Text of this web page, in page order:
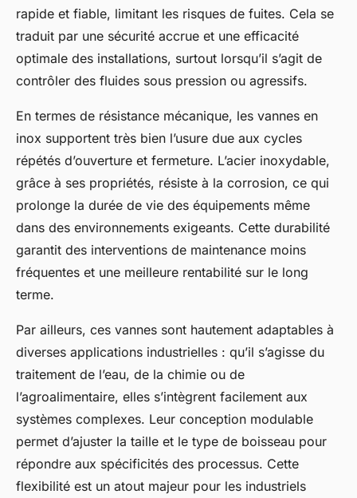
rapide et fiable, limitant les risques de fuites. Cela se
traduit par une sécurité accrue et une efficacité
optimale des installations, surtout lorsqu’il s’agit de
contrôler des fluides sous pression ou agressifs.
En termes de résistance mécanique, les vannes en
inox supportent très bien l’usure due aux cycles
répétés d’ouverture et fermeture. L’acier inoxydable,
grâce à ses propriétés, résiste à la corrosion, ce qui
prolonge la durée de vie des équipements même
dans des environnements exigeants. Cette durabilité
garantit des interventions de maintenance moins
fréquentes et une meilleure rentabilité sur le long
terme.
Par ailleurs, ces vannes sont hautement adaptables à
diverses applications industrielles : qu’il s’agisse du
traitement de l’eau, de la chimie ou de
l’agroalimentaire, elles s’intègrent facilement aux
systèmes complexes. Leur conception modulable
permet d’ajuster la taille et le type de boisseau pour
répondre aux spécificités des processus. Cette
flexibilité est un atout majeur pour les industriels